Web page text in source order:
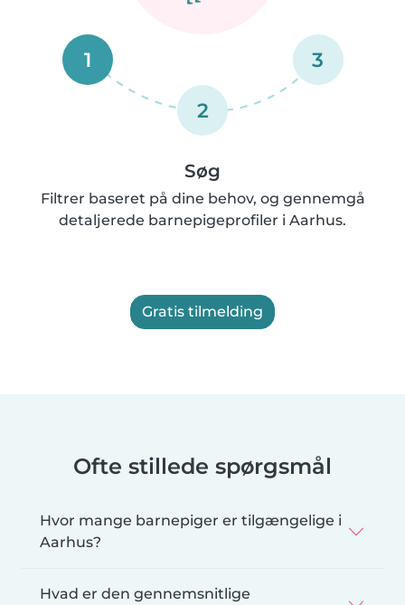
1
2
3
Søg
Filtrer baseret på dine behov, og gennemgå
detaljerede barnepigeprofiler i Aarhus.
Gratis tilmelding
Ofte stillede spørgsmål
Hvor mange barnepiger er tilgængelige i
Aarhus?
Hvad er den gennemsnitlige